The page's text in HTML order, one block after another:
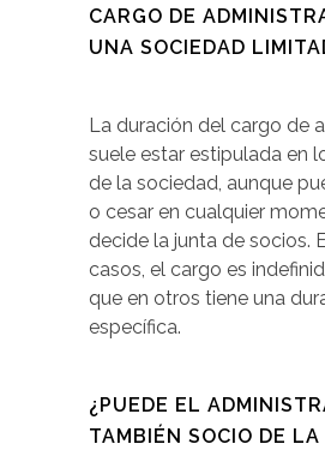
CARGO DE
UNA SOCIEDAD
La duración del cargo de
suele estar estipulada en
de la sociedad, aunque
o cesar en cualquier
decide la junta de socios.
casos, el cargo es
que en otros tiene una
específica.
¿PUEDE EL
TAMBIÉN SOCIO DE LA